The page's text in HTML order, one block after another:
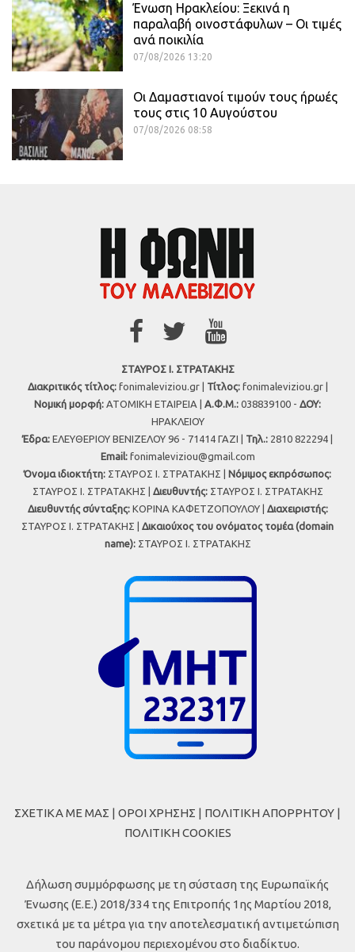
Ένωση Ηρακλείου: Ξεκινά η
παραλαβή οινοστάφυλων – Οι τιμές
ανά ποικιλία
07/08/2026 13:20
Οι Δαμαστιανοί τιμούν τους ήρωές
τους στις 10 Αυγούστου
07/08/2026 08:58
ΣΤΑΥΡΟΣ Ι. ΣΤΡΑΤΑΚΗΣ
Διακριτικός τίτλος:fonimaleviziou.gr | Τίτλος:fonimaleviziou.gr |
Νομική μορφή: ΑΤΟΜΙΚΗ ΕΤΑΙΡΕΙΑ | Α.Φ.Μ.: 038839100 - ΔΟΥ:
ΗΡΑΚΛΕΙΟΥ
Έδρα: ΕΛΕΥΘΕΡΙΟΥ ΒΕΝΙΖΕΛΟΥ 96 - 71414 ΓΑΖΙ | Τηλ.: 2810 822294 |
Εmail: fonimaleviziou@gmail.com
Όνομα ιδιοκτήτη: ΣΤΑΥΡΟΣ Ι. ΣΤΡΑΤΑΚΗΣ | Νόμιμος εκπρόσωπος:
ΣΤΑΥΡΟΣ Ι. ΣΤΡΑΤΑΚΗΣ | Διευθυντής:ΣΤΑΥΡΟΣ Ι. ΣΤΡΑΤΑΚΗΣ
Διευθυντής σύνταξης:ΚΟΡΙΝΑ ΚΑΦΕΤΖΟΠΟΥΛΟΥ | Διαχειριστής:
ΣΤΑΥΡΟΣ Ι. ΣΤΡΑΤΑΚΗΣ | Δικαιούχος του ονόματος τομέα (domain
name):ΣΤΑΥΡΟΣ Ι. ΣΤΡΑΤΑΚΗΣ
ΣΧΕΤΙΚΑ ΜΕ ΜΑΣ | ΟΡΟΙ ΧΡΗΣΗΣ | ΠΟΛΙΤΙΚΗ ΑΠΟΡΡΗΤΟΥ |
ΠΟΛΙΤΙΚΗ COOKIES
Δήλωση συμμόρφωσης με τη σύσταση της Ευρωπαϊκής
Ένωσης (Ε.Ε.) 2018/334 της Επιτροπής 1ης Μαρτίου 2018,
σχετικά με τα μέτρα για την αποτελεσματική αντιμετώπιση
του παράνομου περιεχομένου στο διαδίκτυο.